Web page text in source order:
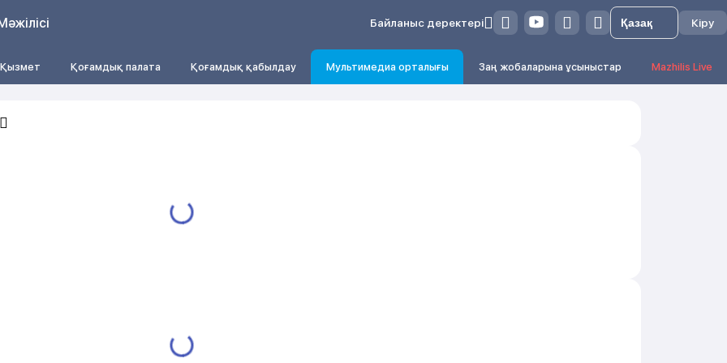
Байланыс деректері Кіру
Қызмет Қоғамдық палата Қоғамдық қабылдау Мультимедиа орталығы Заң жобаларына ұсыныстар Mazhilis Live